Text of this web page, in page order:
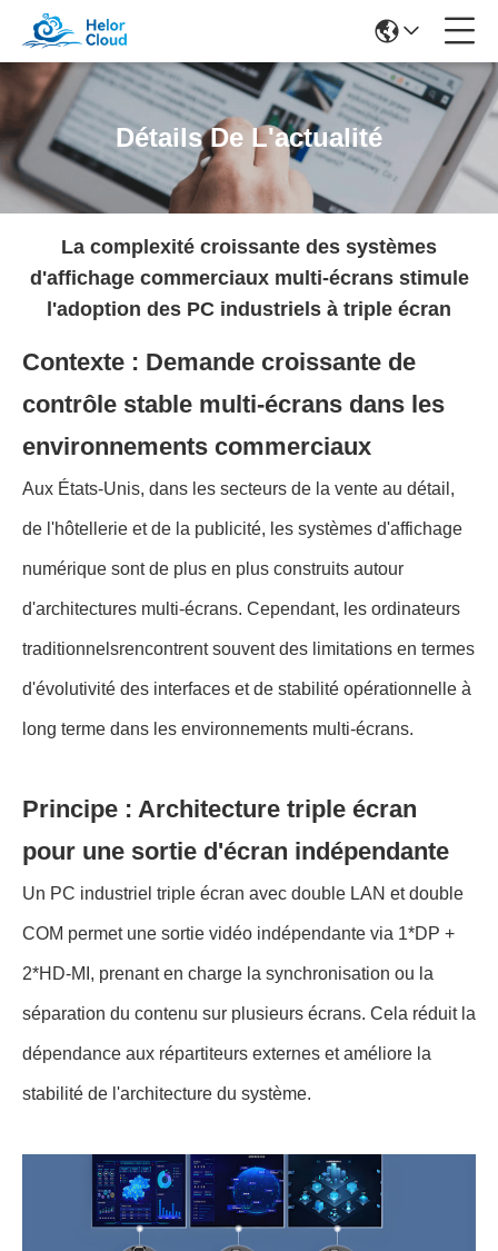
Détails De L'actualité
La complexité croissante des systèmes
d'affichage commerciaux multi-écrans stimule
l'adoption des PC industriels à triple écran
Contexte : Demande croissante de
contrôle stable multi-écrans dans les
environnements commerciaux
Aux États-Unis, dans les secteurs de la vente au détail,
de l'hôtellerie et de la publicité, les systèmes d'affichage
numérique sont de plus en plus construits autour
d'architectures multi-écrans. Cependant, les ordinateurs
traditionnelsrencontrent souvent des limitations en termes
d'évolutivité des interfaces et de stabilité opérationnelle à
long terme dans les environnements multi-écrans.
Principe : Architecture triple écran
pour une sortie d'écran indépendante
Un PC industriel triple écran avec double LAN et double
COM permet une sortie vidéo indépendante via 1*DP +
2*HD-MI, prenant en charge la synchronisation ou la
séparation du contenu sur plusieurs écrans. Cela réduit la
dépendance aux répartiteurs externes et améliore la
stabilité de l'architecture du système.